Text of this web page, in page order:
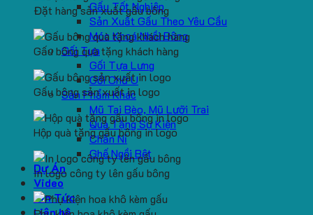
Gấu Tốt Nghiệp
Sản Xuất Gấu Theo Yêu Cầu
Móc Khoá Nhồi Bông
Gối Tựa
Gối Tựa Lưng
Gối Chữ U
Sản Phẩm Khác
Mũ Tai Bèo, Mũ Lưỡi Trai
Quà Tặng Sự Kiện
Chăn Nỉ
Ghế Ngồi Bệt
Dự Án
Video
Tin Tức
Liên hệ
Đặt hàng sản xuất gấu bông
Gấu bông quà tặng khách hàng
Gấu bông sản xuất in logo
Hộp quà tặng gấu bông in logo
In logo công ty lên gấu bông